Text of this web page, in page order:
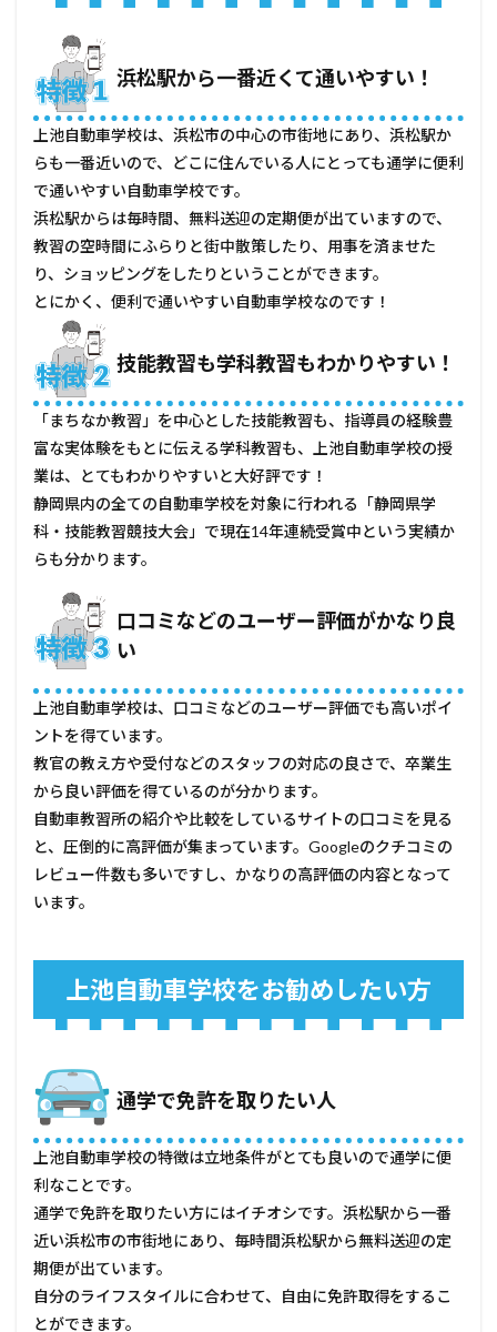
中で
を取
りた
い人
4.2
大型
免許
や小
型二
輪免
許を
取り
人
5
上池
自動
車学
校の
口コ
評判
良い
評価
5.2
悪い
評価
5.3
その
他の
口コ
ミ一
6
人コ
メン
ト
浜松駅から一番近くて通いやすい！
上池自動車学校は、浜松市の中心の市街地にあり、浜松駅か
らも一番近いので、どこに住んでいる人にとっても通学に便利
で通いやすい自動車学校です。
浜松駅からは毎時間、無料送迎の定期便が出ていますので、
教習の空時間にふらりと街中散策したり、用事を済ませた
り、ショッピングをしたりということができます。
とにかく、便利で通いやすい自動車学校なのです！
技能教習も学科教習もわかりやすい！
「まちなか教習」を中心とした技能教習も、指導員の経験豊
富な実体験をもとに伝える学科教習も、上池自動車学校の授
業は、とてもわかりやすいと大好評です！
静岡県内の全ての自動車学校を対象に行われる「静岡県学
科・技能教習競技大会」で現在14年連続受賞中という実績か
らも分かります。
口コミなどのユーザー評価がかなり良
い
上池自動車学校は、口コミなどのユーザー評価でも高いポイ
ントを得ています。
教官の教え方や受付などのスタッフの対応の良さで、卒業生
から良い評価を得ているのが分かります。
自動車教習所の紹介や比較をしているサイトの口コミを見る
と、圧倒的に高評価が集まっています。Googleのクチコミの
レビュー件数も多いですし、かなりの高評価の内容となって
います。
上池自動車学校をお勧めしたい方
通学で免許を取りたい人
上池自動車学校の特徴は立地条件がとても良いので通学に便
利なことです。
通学で免許を取りたい方にはイチオシです。浜松駅から一番
近い浜松市の市街地にあり、毎時間浜松駅から無料送迎の定
期便が出ています。
自分のライフスタイルに合わせて、自由に免許取得をするこ
とができます。